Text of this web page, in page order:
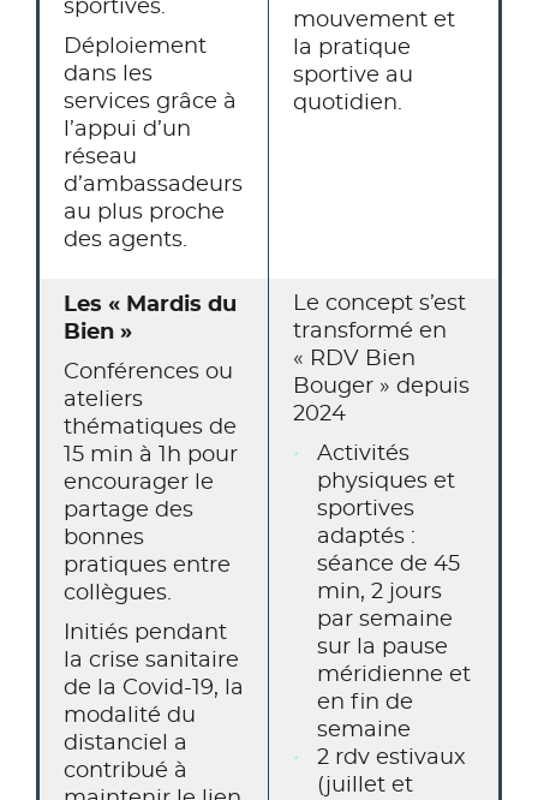
sportives.
Déploiement
dans les
services grâce à
l’appui d’un
réseau
d’ambassadeurs
au plus proche
des agents.
mouvement et
la pratique
sportive au
quotidien.
Les « Mardis du
Bien »
Conférences ou
ateliers
thématiques de
15 min à 1h pour
encourager le
partage des
bonnes
pratiques entre
collègues.
Initiés pendant
la crise sanitaire
de la Covid-19, la
modalité du
distanciel a
contribué à
Le concept s’est
transformé en
« RDV Bien
Bouger » depuis
2024
Activités
physiques et
sportives
adaptés :
séance de 45
min, 2 jours
par semaine
sur la pause
méridienne et
en fin de
semaine
2 rdv estivaux
(juillet et